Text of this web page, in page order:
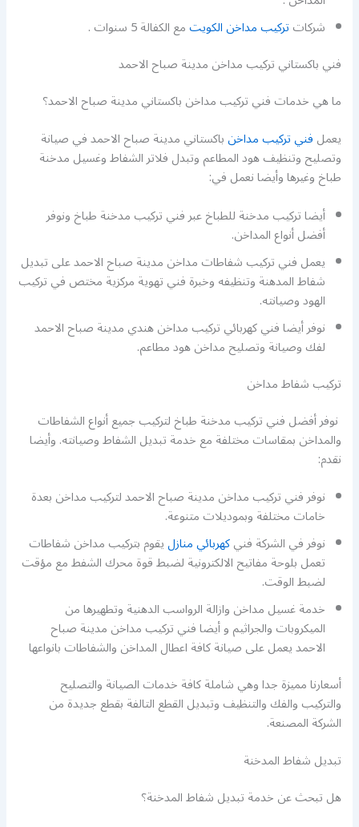
شركاتتركيب مداخن الكويتمع الكفالة 5 سنوات .
فني باكستاني تركيب مداخن مدينة صباح الاحمد
ما هي خدمات فني تركيب مداخن باكستاني مدينة صباح الاحمد؟
يعملفني تركيب مداخنباكستاني مدينة صباح الاحمد في صيانة
وتصليح وتنظيف هود المطاعم وتبدل فلاتر الشفاط وغسيل مدخنة
طباخ وغيرها وأيضا نعمل في:
أيضا تركيب مدخنة للطباخ عبر فني تركيب مدخنة طباخ ونوفر
أفضل أنواع المداخن.
يعمل فني تركيب شفاطات مداخن مدينة صباح الاحمد على تبديل
شفاط المدهنة وتنظيفه وخبرة فني تهوية مركزية مختص في تركيب
الهود وصيانته.
نوفر أيضا فني كهربائي تركيب مداخن هندي مدينة صباح الاحمد
لفك وصيانة وتصليح مداخن هود مطاعم.
تركيب شفاط مداخن
نوفر أفضل فني تركيب مدخنة طباخ لتركيب جميع أنواع الشفاطات
والمداخن بمقاسات مختلفة مع خدمة تبديل الشفاط وصيانته. وأيضا
نقدم:
نوفر فني تركيب مداخن مدينة صباح الاحمد لتركيب مداخن بعدة
خامات مختلفة وبموديلات متنوعة.
نوفر في الشركة فنيكهربائي منازليقوم بتركيب مداخن شفاطات
تعمل بلوحة مفاتيح الالكترونية لضبط قوة محرك الشفط مع مؤقت
لضبط الوقت.
خدمة غسيل مداخن وازالة الرواسب الدهنية وتطهيرها من
الميكروبات والجراثيم و أيضا فني تركيب مداخن مدينة صباح
الاحمد يعمل على صيانة كافة اعطال المداخن والشفاطات بانواعها
أسعارنا مميزة جدا وهي شاملة كافة خدمات الصيانة والتصليح
والتركيب والفك والتنظيف وتبديل القطع التالفة بقطع جديدة من
الشركة المصنعة.
تبديل شفاط المدخنة
هل تبحث عن خدمة تبديل شفاط المدخنة؟